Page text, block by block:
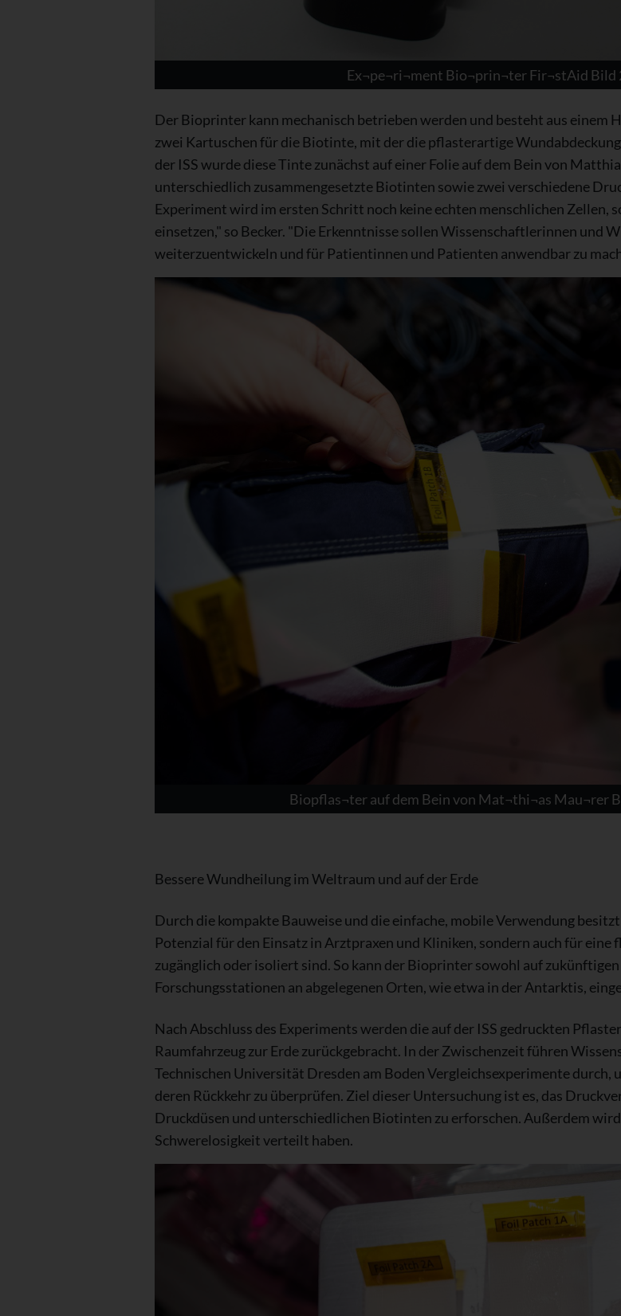
Ex¬pe¬ri¬ment Bio¬prin¬ter Fir¬stAid Bild
Der Bioprinter kann mechanisch betrieben werden und besteht aus einem
zwei Kartuschen für die Biotinte, mit der die pflasterartige
der ISS wurde diese Tinte zunächst auf einer Folie auf dem Bein von
unterschiedlich zusammengesetzte Biotinten sowie zwei verschiedene
Experiment wird im ersten Schritt noch keine echten menschlichen
einsetzen," so Becker. "Die Erkenntnisse sollen Wissenschaftlerinnen und
weiterzuentwickeln und für Patientinnen und Patienten anwendbar zu
Biopflas¬ter auf dem Bein von Mat¬thi¬as Mau¬rer
Bessere Wundheilung im Weltraum und auf der Erde
Durch die kompakte Bauweise und die einfache, mobile Verwendung
Potenzial für den Einsatz in Arztpraxen und Kliniken, sondern auch für eine
zugänglich oder isoliert sind. So kann der Bioprinter sowohl auf
Forschungsstationen an abgelegenen Orten, wie etwa in der Antarktis,
Nach Abschluss des Experiments werden die auf der ISS gedruckten
Raumfahrzeug zur Erde zurückgebracht. In der Zwischenzeit führen
Technischen Universität Dresden am Boden Vergleichsexperimente durch,
deren Rückkehr zu überprüfen. Ziel dieser Untersuchung ist es, das
Druckdüsen und unterschiedlichen Biotinten zu erforschen. Außerdem
Schwerelosigkeit verteilt haben.